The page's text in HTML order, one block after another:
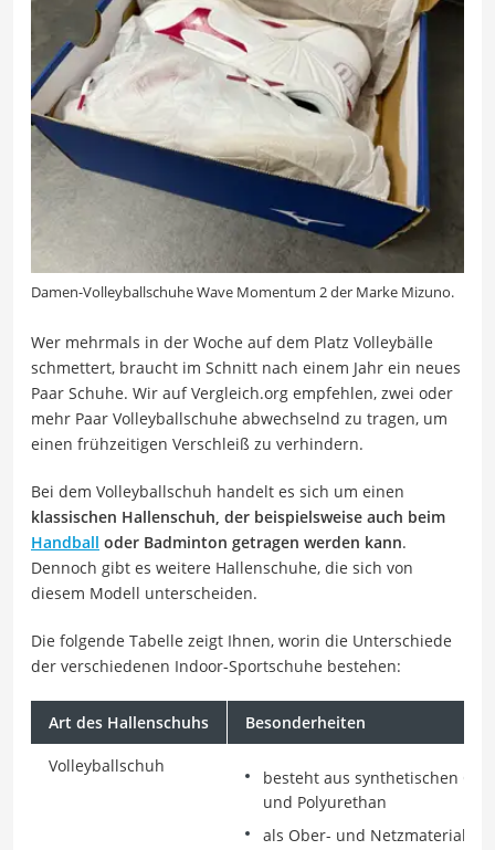
Damen-Volleyballschuhe Wave Momentum 2 der Marke Mizuno.
Wer mehrmals in der Woche auf dem Platz Volleybälle
schmettert, braucht im Schnitt nach einem Jahr ein neues
Paar Schuhe. Wir auf Vergleich.org empfehlen, zwei oder
mehr Paar Volleyballschuhe abwechselnd zu tragen, um
einen frühzeitigen Verschleiß zu verhindern.
Bei dem Volleyballschuh handelt es sich um einen
klassischen Hallenschuh, der beispielsweise auch beim
Handball oder Badminton getragen werden kann.
Dennoch gibt es weitere Hallenschuhe, die sich von
diesem Modell unterscheiden.
Die folgende Tabelle zeigt Ihnen, worin die Unterschiede
der verschiedenen Indoor-Sportschuhe bestehen:
Art des Hallenschuhs Besonderheiten
Volleyballschuh
besteht aus synthetischen
und Polyurethan
als Ober- und Netzmaterial